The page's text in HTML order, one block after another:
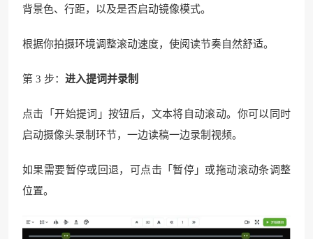
背景色、行距，以及是否启动镜像模式。
根据你拍摄环境调整滚动速度，使阅读节奏自然舒适。
第 3 步： 进入提词并录制
点击「开始提词」按钮后，文本将自动滚动。你可以同时
启动摄像头录制环节，一边读稿一边录制视频。
如果需要暂停或回退，可点击「暂停」或拖动滚动条调整
位置。